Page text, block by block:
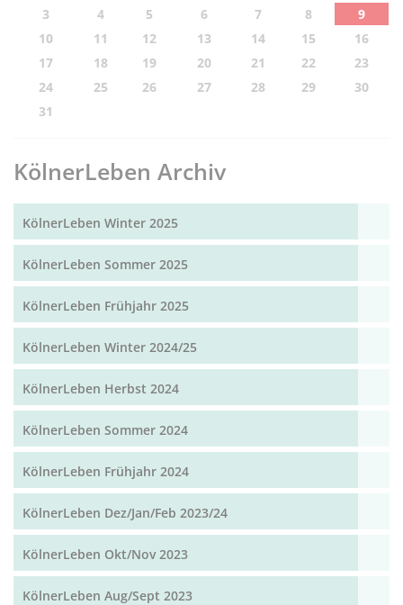
3
4 5 6 7 8
9
10
11 12 13 14 15
16
17
18 19 20 21 22
23
24
25 26 27 28 29
30
31
KölnerLeben Archiv
KölnerLeben Winter 2025
KölnerLeben Sommer 2025
KölnerLeben Frühjahr 2025
KölnerLeben Winter 2024/25
KölnerLeben Herbst 2024
KölnerLeben Sommer 2024
KölnerLeben Frühjahr 2024
KölnerLeben Dez/Jan/Feb 2023/24
KölnerLeben Okt/Nov 2023
KölnerLeben Aug/Sept 2023